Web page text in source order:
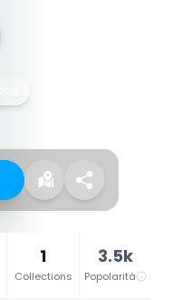
1
Collections
3.5k
Popolarità